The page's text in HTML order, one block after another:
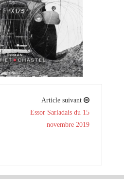
Article suivant
Essor Sarladais du 15
novembre 2019